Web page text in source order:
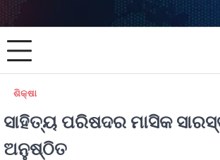
ଶିକ୍ଷା
ସାହିତ୍ୟ ପରିଷଦର ମାସିକ
ଅନୁଷ୍ଠିତ